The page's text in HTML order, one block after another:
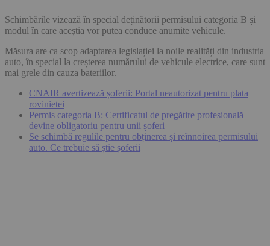
Schimbările vizează în special deținătorii permisului categoria B și
modul în care aceștia vor putea conduce anumite vehicule.
Măsura are ca scop adaptarea legislației la noile realități din industria
auto, în special la creșterea numărului de vehicule electrice, care sunt
mai grele din cauza bateriilor.
CNAIR avertizează șoferii: Portal neautorizat pentru plata
rovinietei
Permis categoria B: Certificatul de pregătire profesională
devine obligatoriu pentru unii șoferi
Se schimbă regulile pentru obținerea și reînnoirea permisului
auto. Ce trebuie să știe șoferii